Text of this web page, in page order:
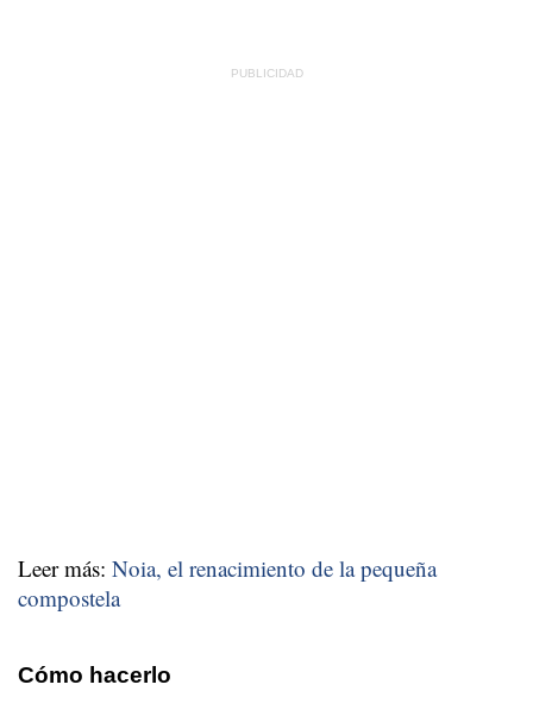
Leer más: Noia, el renacimiento de la pequeña
compostela
Cómo hacerlo